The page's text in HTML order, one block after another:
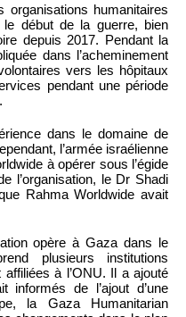
organisations humanitaires
début de la guerre, bien
depuis 2017. Pendant la
dans l’acheminement
vers les hôpitaux
pendant une période
dans le domaine de
l’armée israélienne
à opérer sous l’égide
l’organisation, le Dr Shadi
Rahma Worldwide avait
opère à Gaza dans le
plusieurs institutions
à l’ONU. Il a ajouté
informés de l’ajout d’une
la Gaza Humanitarian